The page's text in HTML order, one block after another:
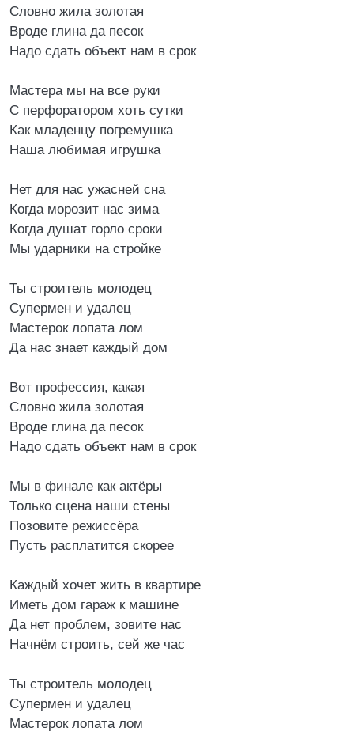
Словно жила золотая
Вроде глина да песок
Надо сдать объект нам в срок
Мастера мы на все руки
С перфоратором хоть сутки
Как младенцу погремушка
Наша любимая игрушка
Нет для нас ужасней сна
Когда морозит нас зима
Когда душат горло сроки
Мы ударники на стройке
Ты строитель молодец
Супермен и удалец
Мастерок лопата лом
Да нас знает каждый дом
Вот профессия, какая
Словно жила золотая
Вроде глина да песок
Надо сдать объект нам в срок
Мы в финале как актёры
Только сцена наши стены
Позовите режиссёра
Пусть расплатится скорее
Каждый хочет жить в квартире
Иметь дом гараж к машине
Да нет проблем, зовите нас
Начнём строить, сей же час
Ты строитель молодец
Супермен и удалец
Мастерок лопата лом